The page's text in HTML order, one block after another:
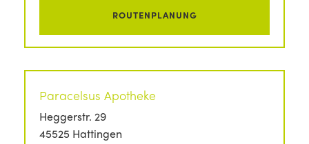
ROUTENPLANUNG
Paracelsus Apotheke
Heggerstr. 29
45525 Hattingen